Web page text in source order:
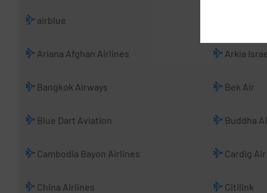
airblue
Ariana Afghan Airlines Arkia
Bangkok Airways Bek Air
Blue Dart Aviation Buddha
Cambodia Bayon Airlines Cardig Air
China Airlines Citilink